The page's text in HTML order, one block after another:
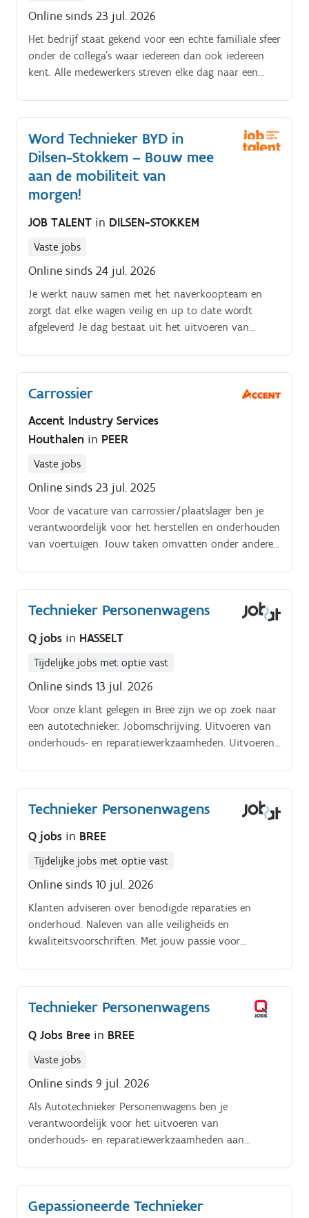
Online sinds 23 jul. 2026
Het bedrijf staat gekend voor een echte familiale sfeer
onder de collega's waar iedereen dan ook iedereen
kent. Alle medewerkers streven elke dag naar een
Word Technieker BYD in
Dilsen-Stokkem – Bouw mee
aan de mobiliteit van
morgen!
JOB TALENT in DILSEN-STOKKEM
Vaste jobs
Online sinds 24 jul. 2026
Je werkt nauw samen met het naverkoopteam en
zorgt dat elke wagen veilig en up to date wordt
afgeleverd Je dag bestaat uit het uitvoeren van
elektronica, en het communiceren over de
uitgevoerde werken. Je zorgt steeds voor een testrit
en een laatste controle voor de klant zijn wagen
verder te ontwikkelen in een groeiend en
ondersteunend team?
Carrossier
Accent Industry Services
Houthalen in PEER
Vaste jobs
Online sinds 23 jul. 2025
Voor de vacature van carrossier/plaatslager ben je
verantwoordelijk voor het herstellen en onderhouden
van voertuigen. Jouw taken omvatten onder andere:-
carrosserie-onderdelen volgens de vereiste procedures-
Voorbereiden en uitvoeren van spuitwerken-
afwerking. Is dit helemaal jouw ding?
Technieker Personenwagens
Q jobs in HASSELT
Tijdelijke jobs met optie vast
Online sinds 13 jul. 2026
Voor onze klant gelegen in Bree zijn we op zoek naar
een autotechnieker. Jobomschrijving. Uitvoeren van
onderhouds- en reparatiewerkzaamheden. Uitvoeren
werkzaamheden
Technieker Personenwagens
Q jobs in BREE
Tijdelijke jobs met optie vast
Online sinds 10 jul. 2026
Klanten adviseren over benodigde reparaties en
onderhoud. Naleven van alle veiligheids en
kwaliteitsvoorschriften. Met jouw passie voor
Technieker Personenwagens
Q Jobs Bree in BREE
Vaste jobs
Online sinds 9 jul. 2026
Als Autotechnieker Personenwagens ben je
verantwoordelijk voor het uitvoeren van
onderhouds- en reparatiewerkzaamheden aan
elektronische werkzaamheden uit en zorgt ervoor dat
onze klanten veilig en tevreden de weg op kunnen.
Met jouw passie voor techniek en oog voor detail
Gepassioneerde Technieker